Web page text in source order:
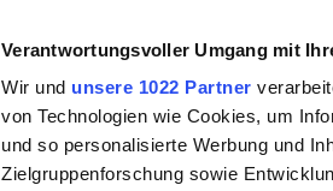
Verantwortungsvoller Umgang mit
Wir und unsere 1022 Partner
von Technologien wie Cookies, um
und so personalisierte Werbung und
Zielgruppenforschung sowie
- Geschichte-Politik
navigiert man auf